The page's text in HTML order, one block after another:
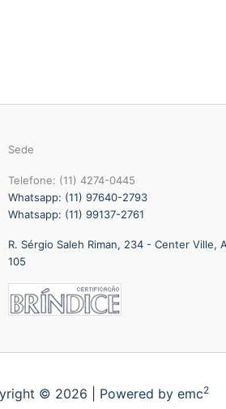
Sede
Telefone: (11) 4274-0445
Whatsapp: (11) 97640-2793
Whatsapp: (11) 99137-2761
R. Sérgio Saleh Riman, 234 - Center Ville,
105
© 2026 | Powered by emc2